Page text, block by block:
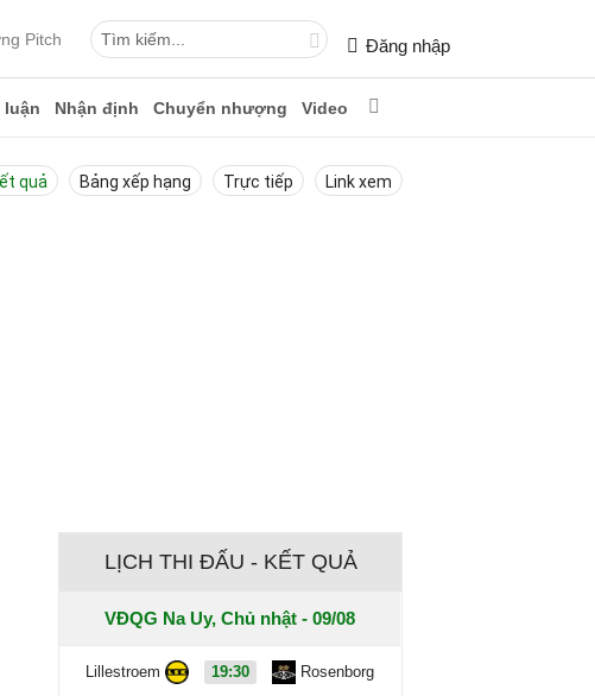
Pitch Đăng nhập
luận Nhận định Chuyển nhượng Video
quả Bảng xếp hạng Trực tiếp Link xem
LỊCH THI ĐẤU - KẾT QUẢ
VĐQG Na Uy, Chủ nhật - 09/08
Lillestroem 19:30 Rosenborg